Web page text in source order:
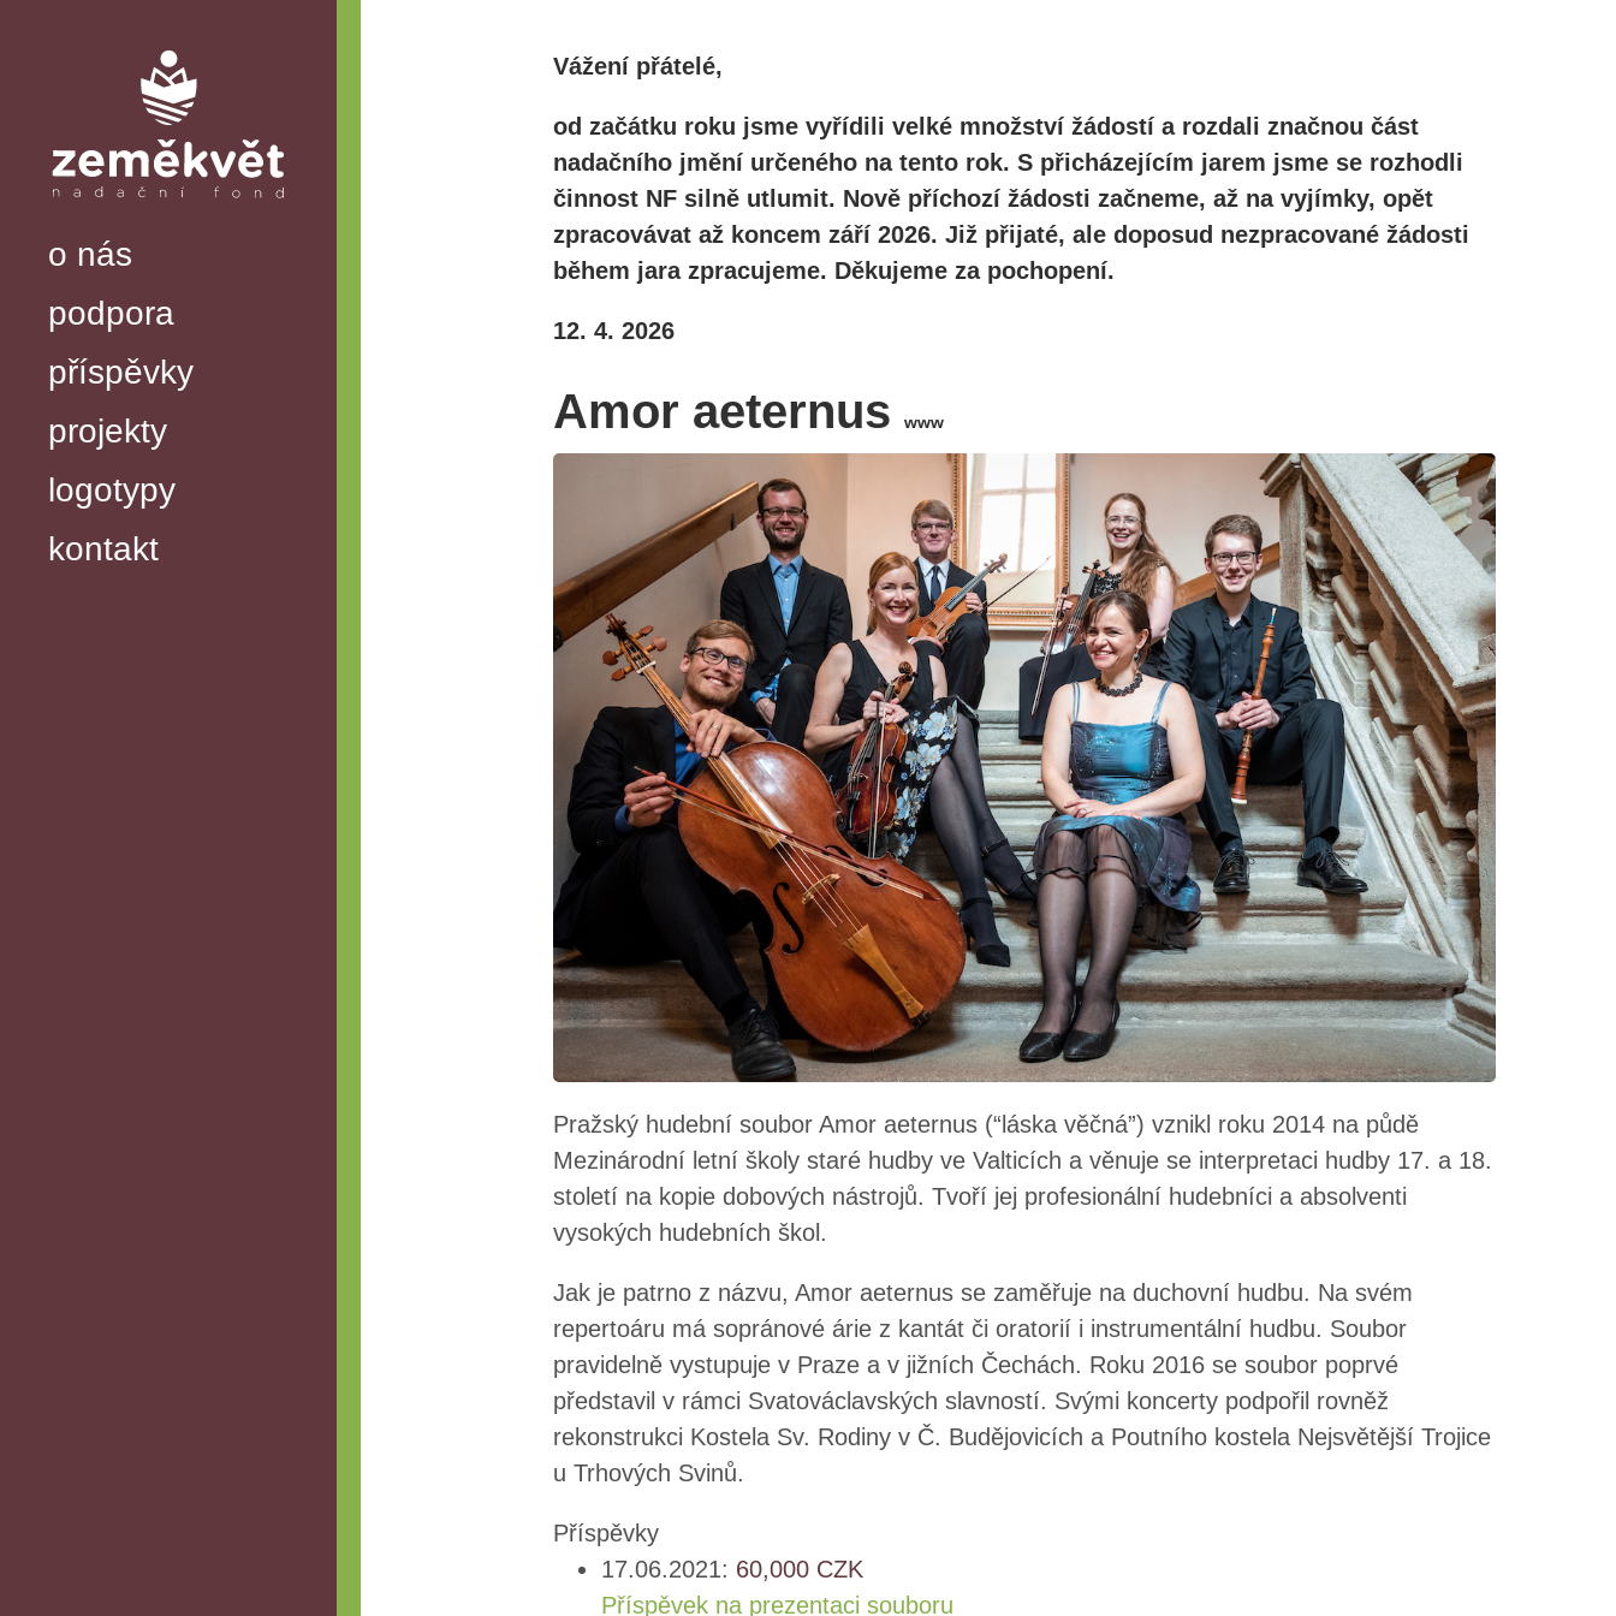
o nás
podpora
příspěvky
projekty
logotypy
kontakt
Vážení přátelé,
od začátku roku jsme vyřídili velké množství žádostí a rozdali značnou část
nadačního jmění určeného na tento rok. S přicházejícím jarem jsme se rozhodli
činnost NF silně utlumit. Nově příchozí žádosti začneme, až na vyjímky, opět
zpracovávat až koncem září 2026. Již přijaté, ale doposud nezpracované žádosti
během jara zpracujeme. Děkujeme za pochopení.
12. 4. 2026
Amor aeternus www
Pražský hudební soubor Amor aeternus (“láska věčná”) vznikl roku 2014 na půdě
Mezinárodní letní školy staré hudby ve Valticích a věnuje se interpretaci hudby 17. a 18.
století na kopie dobových nástrojů. Tvoří jej profesionální hudebníci a absolventi
vysokých hudebních škol.
Jak je patrno z názvu, Amor aeternus se zaměřuje na duchovní hudbu. Na svém
repertoáru má sopránové árie z kantát či oratorií i instrumentální hudbu. Soubor
pravidelně vystupuje v Praze a v jižních Čechách. Roku 2016 se soubor poprvé
představil v rámci Svatováclavských slavností. Svými koncerty podpořil rovněž
rekonstrukci Kostela Sv. Rodiny v Č. Budějovicích a Poutního kostela Nejsvětější Trojice
u Trhových Svinů.
Příspěvky
17.06.2021: 60,000 CZK
Příspěvek na prezentaci souboru